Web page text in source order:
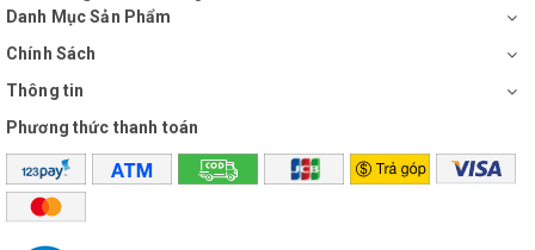
Danh Mục Sản Phẩm
Chính Sách
Thông tin
Phương thức thanh toán